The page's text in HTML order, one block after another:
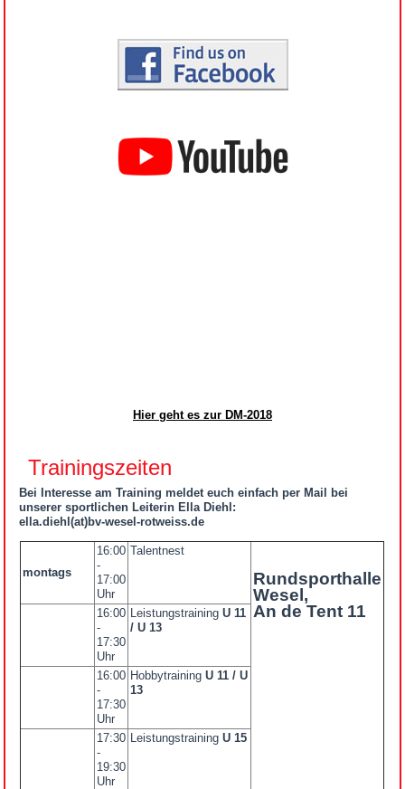
Hier geht es zur DM-2018
Trainingszeiten
Bei Interesse am Training meldet euch einfach per Mail bei
unserer sportlichen Leiterin Ella Diehl:
ella.diehl(at)bv-wesel-rotweiss.de
montags
16:00
-
17:00
Uhr
Talentnest
Rundsporthalle
Wesel,
An de Tent 11
16:00
-
17:30
Uhr
LeistungstrainingU 11
/ U 13
16:00
-
17:30
Uhr
HobbytrainingU 11 / U
13
17:30
-
19:30
Uhr
LeistungstrainingU 15